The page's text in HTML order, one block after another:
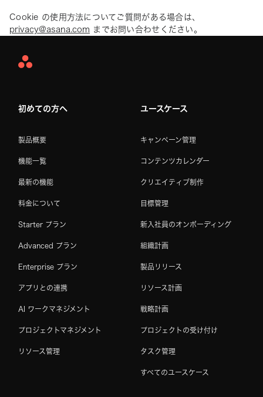
Cookie の使用方法についてご質問がある場合は、
privacy@asana.com までお問い合わせください。
Asana
初めての方へ
製品概要
機能一覧
最新の機能
料金について
Starter プラン
Advanced プラン
Enterprise プラン
アプリとの連携
AI ワークマネジメント
プロジェクトマネジメント
リソース管理
ユースケース
キャンペーン管理
コンテンツカレンダー
クリエイティブ制作
目標管理
新入社員のオンボーディング
組織計画
製品リリース
リソース計画
戦略計画
プロジェクトの受け付け
タスク管理
すべてのユースケース